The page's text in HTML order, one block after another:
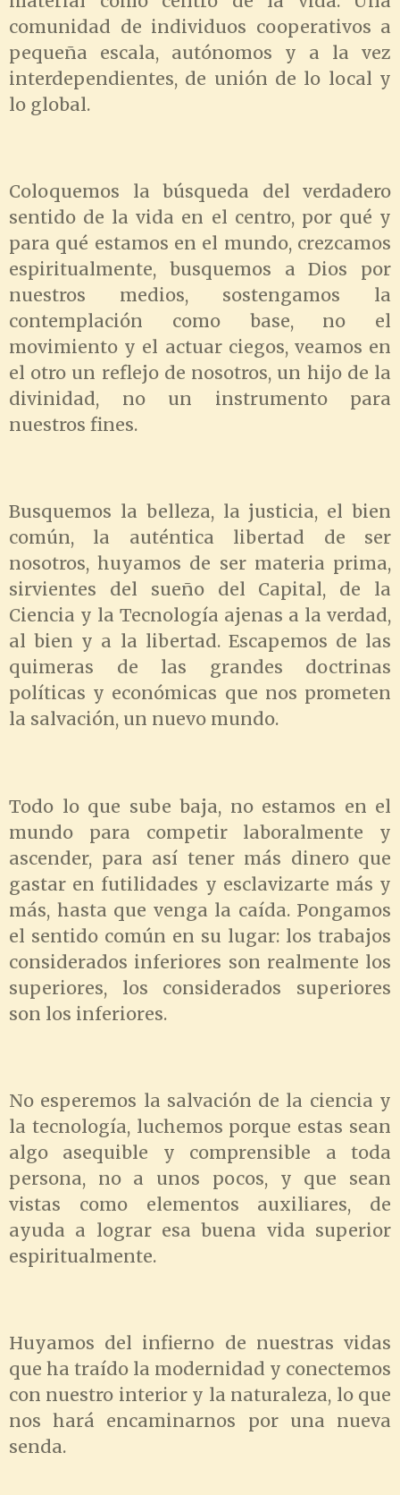
comunidad de individuos cooperativos a
pequeña escala, autónomos y a la vez
interdependientes, de unión de lo local y
lo global.
Coloquemos la búsqueda del verdadero
sentido de la vida en el centro, por qué y
para qué estamos en el mundo, crezcamos
espiritualmente, busquemos a Dios por
nuestros medios, sostengamos la
contemplación como base, no el
movimiento y el actuar ciegos, veamos en
el otro un reflejo de nosotros, un hijo de la
divinidad, no un instrumento para
nuestros fines.
Busquemos la belleza, la justicia, el bien
común, la auténtica libertad de ser
nosotros, huyamos de ser materia prima,
sirvientes del sueño del Capital, de la
Ciencia y la Tecnología ajenas a la verdad,
al bien y a la libertad. Escapemos de las
quimeras de las grandes doctrinas
políticas y económicas que nos prometen
la salvación, un nuevo mundo.
Todo lo que sube baja, no estamos en el
mundo para competir laboralmente y
ascender, para así tener más dinero que
gastar en futilidades y esclavizarte más y
más, hasta que venga la caída. Pongamos
el sentido común en su lugar: los trabajos
considerados inferiores son realmente los
superiores, los considerados superiores
son los inferiores.
No esperemos la salvación de la ciencia y
la tecnología, luchemos porque estas sean
algo asequible y comprensible a toda
persona, no a unos pocos, y que sean
vistas como elementos auxiliares, de
ayuda a lograr esa buena vida superior
espiritualmente.
Huyamos del infierno de nuestras vidas
que ha traído la modernidad y conectemos
con nuestro interior y la naturaleza, lo que
nos hará encaminarnos por una nueva
senda.